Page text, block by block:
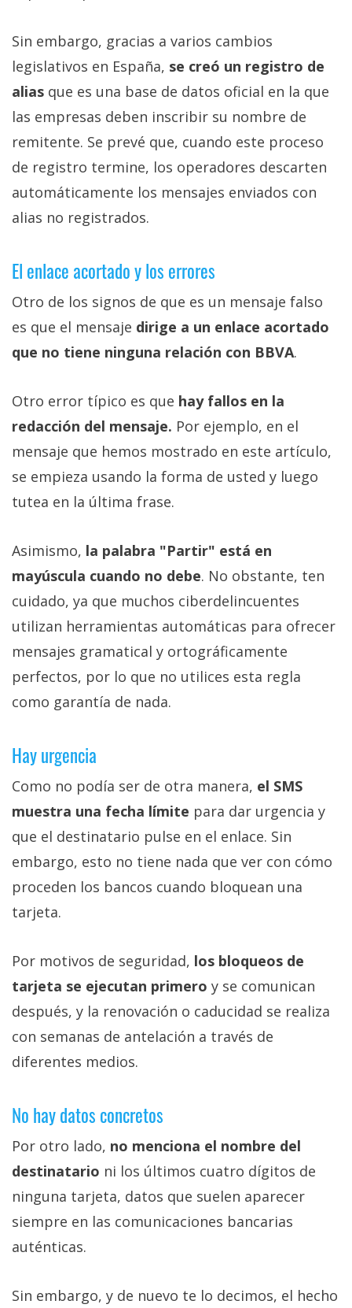
Sin embargo, gracias a varios cambios
legislativos en España, se creó un registro de
alias que es una base de datos oficial en la que
las empresas deben inscribir su nombre de
remitente. Se prevé que, cuando este proceso
de registro termine, los operadores descarten
automáticamente los mensajes enviados con
alias no registrados.
El enlace acortado y los errores
Otro de los signos de que es un mensaje falso
es que el mensaje dirige a un enlace acortado
que no tiene ninguna relación con BBVA.
Otro error típico es que hay fallos en la
redacción del mensaje. Por ejemplo, en el
mensaje que hemos mostrado en este artículo,
se empieza usando la forma de usted y luego
tutea en la última frase.
Asimismo, la palabra "Partir" está en
mayúscula cuando no debe. No obstante, ten
cuidado, ya que muchos ciberdelincuentes
utilizan herramientas automáticas para ofrecer
mensajes gramatical y ortográficamente
perfectos, por lo que no utilices esta regla
como garantía de nada.
Hay urgencia
Como no podía ser de otra manera, el SMS
muestra una fecha límite para dar urgencia y
que el destinatario pulse en el enlace. Sin
embargo, esto no tiene nada que ver con cómo
proceden los bancos cuando bloquean una
tarjeta.
Por motivos de seguridad, los bloqueos de
tarjeta se ejecutan primero y se comunican
después, y la renovación o caducidad se realiza
con semanas de antelación a través de
diferentes medios.
No hay datos concretos
Por otro lado, no menciona el nombre del
destinatario ni los últimos cuatro dígitos de
ninguna tarjeta, datos que suelen aparecer
siempre en las comunicaciones bancarias
auténticas.
Sin embargo, y de nuevo te lo decimos, el hecho